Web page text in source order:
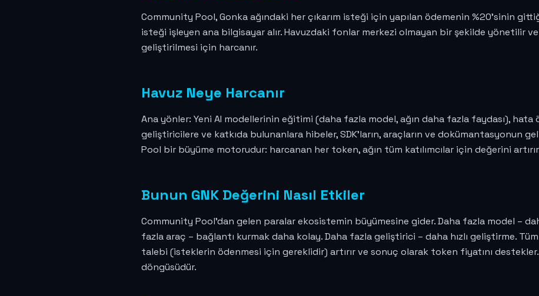
Community Pool, Gonka ağındaki her çıkarım isteği için yapılan ödemenin %20'sinin
isteği işleyen ana bilgisayar alır. Havuzdaki fonlar merkezi olmayan bir şekilde yönetilir
geliştirilmesi için harcanır.
Havuz Neye Harcanır
Ana yönler: Yeni AI modellerinin eğitimi (daha fazla model, ağın daha fazla faydası), hata
geliştiricilere ve katkıda bulunanlara hibeler, SDK'ların, araçların ve dokümantasyonun
Pool bir büyüme motorudur: harcanan her token, ağın tüm katılımcılar için değerini
Bunun GNK Değerini Nasıl Etkiler
Community Pool'dan gelen paralar ekosistemin büyümesine gider. Daha fazla model –
fazla araç – bağlantı kurmak daha kolay. Daha fazla geliştirici – daha hızlı geliştirme.
talebi (isteklerin ödenmesi için gereklidir) artırır ve sonuç olarak token fiyatını destekler.
döngüsüdür.